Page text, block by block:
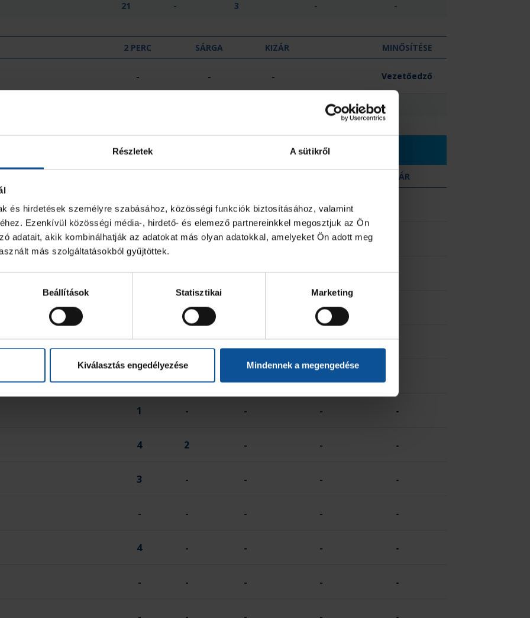
Részletek A sütikről
és hirdetések személyre szabásához, közösségi funkciók biztosításához, valamint
Ezenkívül közösségi média-, hirdető- és elemező partnereinkkel megosztjuk az Ön
adatait, akik kombinálhatják az adatokat más olyan adatokkal, amelyeket Ön adott meg
más szolgáltatásokból gyűjtöttek.
Beállítások Statisztikai Marketing
Kiválasztás engedélyezése Mindennek a megengedése
21 - 3 - -
2 PERC SÁRGA KIZÁR MINŐSÍTÉSE
- - - Vezetőedző
KIZÁR
3 - - -
- - - -
7 - - - -
- -
1 - - - -
1 - - - -
4 2 - - -
3 - - - -
- - - - -
4 - - - -
- - - - -